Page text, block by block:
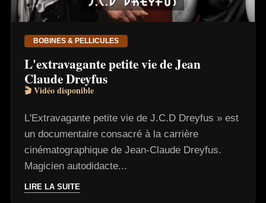
BOBINES & PELLICULES
L'extravagante petite vie de Jean
Claude Dreyfus
🎬 Vidéo disponible
L'Extravagante petite vie de J.C.D Dreyfus » est
un documentaire consacré à la carrière
cinématographique de Jean-Claude Dreyfus.
Magicien autodidacte...
LIRE LA SUITE